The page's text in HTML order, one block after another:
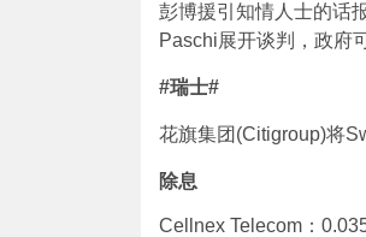
彭博援引知情人士的话
Paschi展开谈判，政府
#瑞士#
花旗集团(Citigroup)将
除息
Cellnex Telecom：